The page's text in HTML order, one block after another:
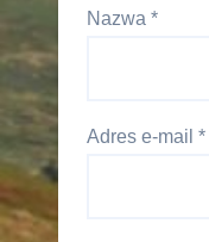
Nazwa *
Adres e-mail *